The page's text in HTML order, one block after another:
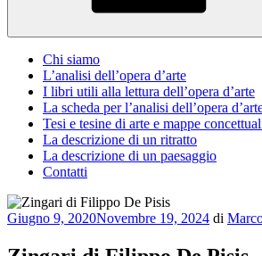
Chi siamo
L’analisi dell’opera d’arte
I libri utili alla lettura dell’opera d’arte
La scheda per l’analisi dell’opera
Tesi e tesine di arte e mappe
La descrizione di un ritratto
La descrizione di un paesaggio
Contatti
Pubblicato
Giugno 9, 2020Novembre 19, 2024 di